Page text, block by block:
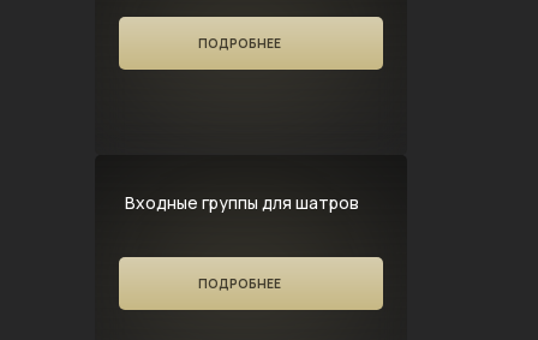
ПОДРОБНЕЕ
Входные группы для шатров
ПОДРОБНЕЕ